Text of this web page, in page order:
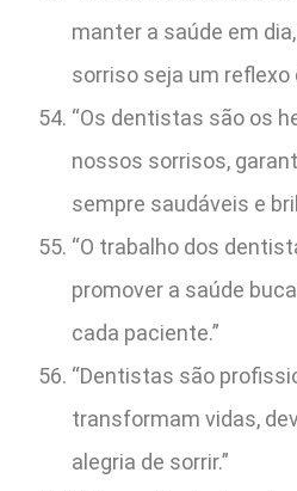
manter a saúde em
sorriso seja um reflexo
“Os dentistas são os
nossos sorrisos,
sempre saudáveis e
“O trabalho dos
promover a saúde
cada paciente.”
“Dentistas são
transformam vidas,
alegria de sorrir.”